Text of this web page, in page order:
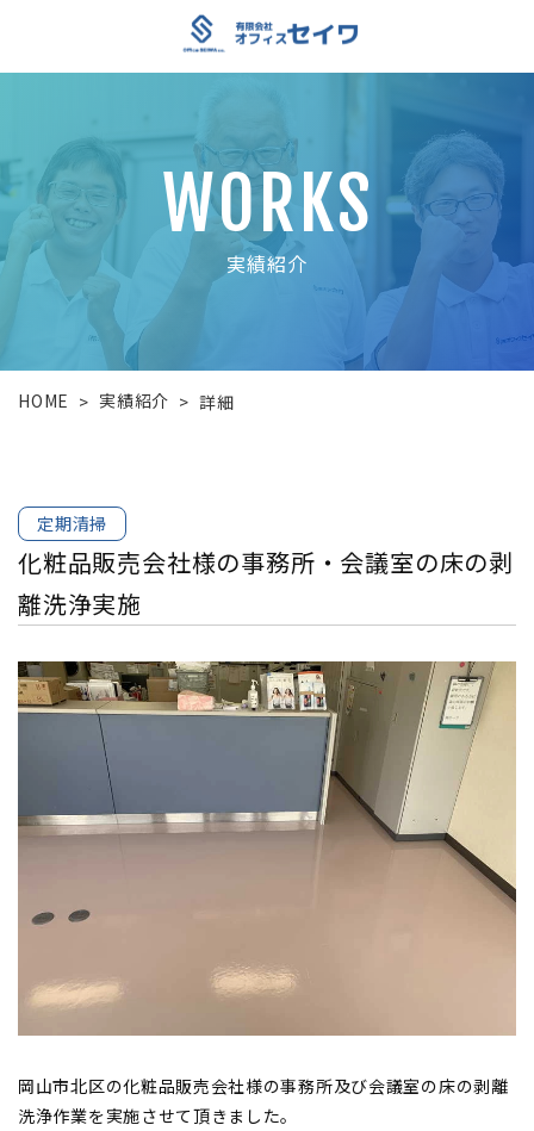
WORKS
実績紹介
HOME > 実績紹介 > 詳細
定期清掃
化粧品販売会社様の事務所・会議室の床の剥
離洗浄実施
岡山市北区の化粧品販売会社様の事務所及び会議室の床の剥離
洗浄作業を実施させて頂きました。